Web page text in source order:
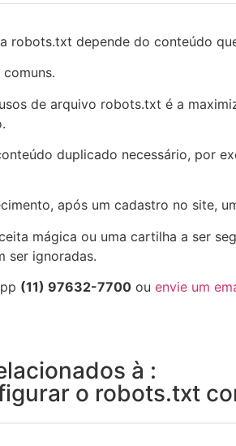
robots.txt depende do conteúdo
de arquivo robots.txt é a
duplicado necessário, por
após um cadastro no site,
mágica ou uma cartilha a ser
ser ignoradas.
(11) 97632-7700 ou envie um
à :
o robots.txt